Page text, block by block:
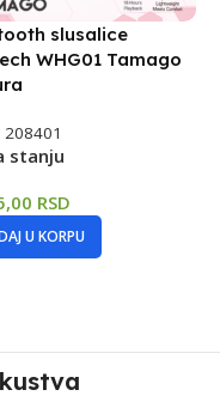
slusalice
WHG01 Tamago
208401
stanju
RSD
U KORPU